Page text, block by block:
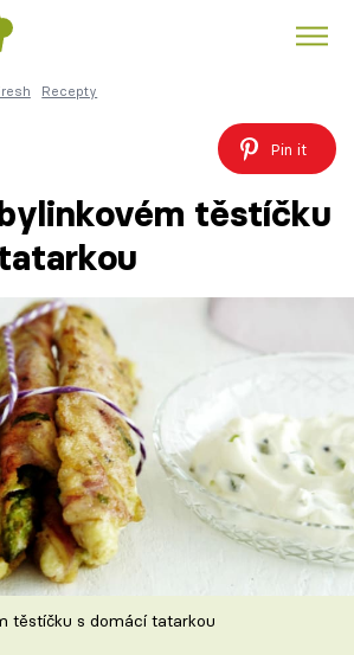
Recepty
Pin it
těstíčku
těstíčku s domácí tatarkou